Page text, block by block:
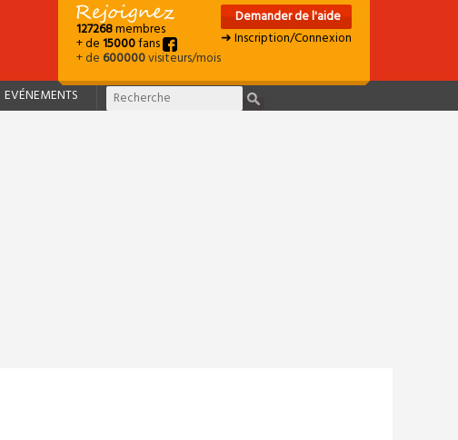
127268membres
+ de15000fans
+ de600000visiteurs/mois
Demander de l'aide
➜ Inscription/Connexion
EVÉNEMENTS